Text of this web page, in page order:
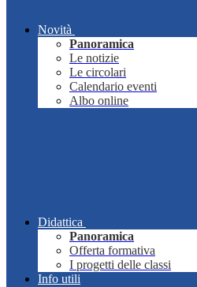
Novità
Panoramica
Le notizie
Le circolari
Calendario eventi
Albo online
Didattica
Panoramica
Offerta formativa
I progetti delle classi
Info utili